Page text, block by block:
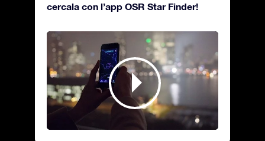
cercala con l’app OSR Star Finder!